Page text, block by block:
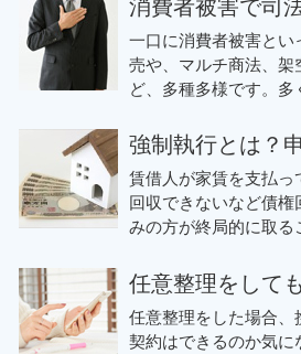
消費者被害で司
一口に消費者被害とい
売や、マルチ商法、架
ど、多種多様です。
強制執行とは？
賃借人が家賃を支払っ
回収できないなど債
みの方が終局的に取
任意整理をして
任意整理をした場合、
契約はできるのか気に